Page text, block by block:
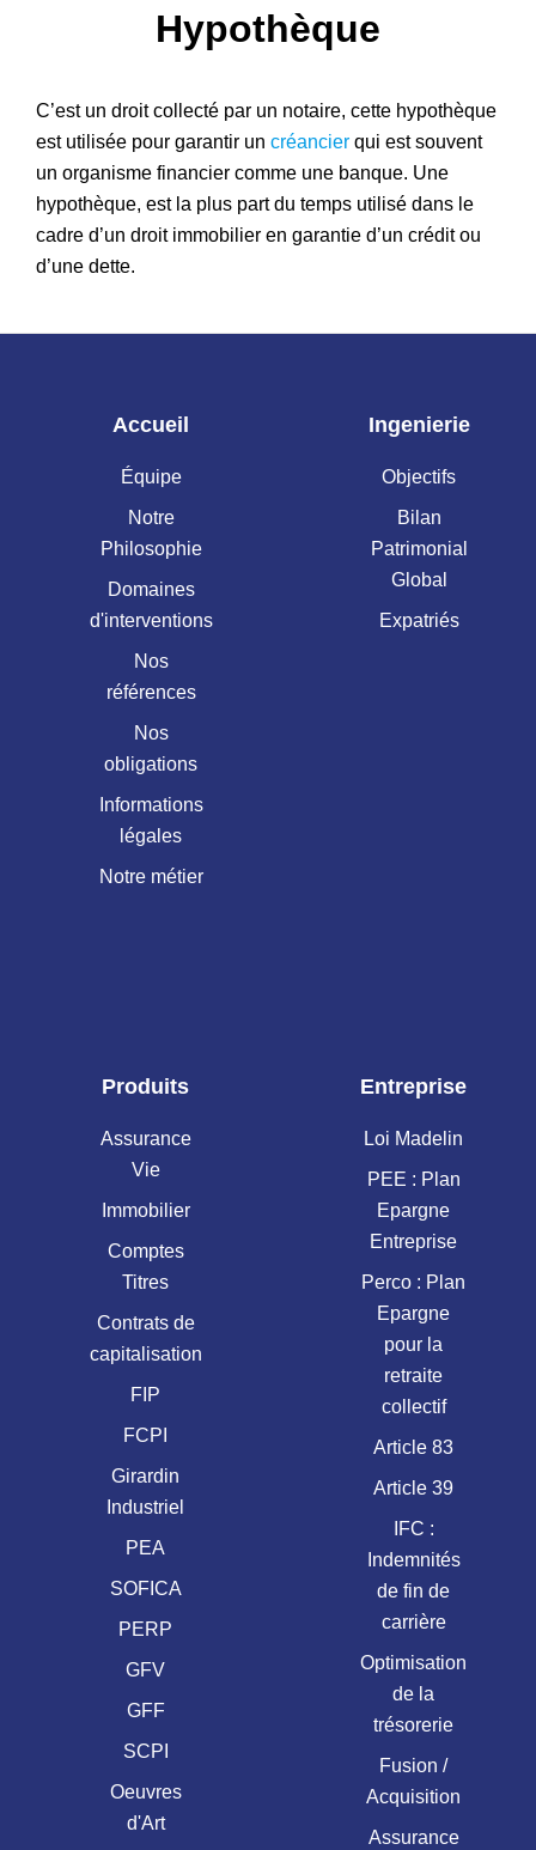
Patrimoine
Hypothèque
C’est un droit collecté par un notaire, cette hypothèque
est utilisée pour garantir un créancier qui est souvent
un organisme financier comme une banque. Une
hypothèque, est la plus part du temps utilisé dans le
cadre d’un droit immobilier en garantie d’un crédit ou
d’une dette.
Accueil
Équipe
Notre
Philosophie
Domaines
d'interventions
Nos
références
Nos
obligations
Informations
légales
Notre métier
Ingenierie
Objectifs
Bilan
Patrimonial
Global
Expatriés
Produits
Assurance
Vie
Immobilier
Comptes
Titres
Contrats de
capitalisation
FIP
FCPI
Girardin
Industriel
PEA
SOFICA
PERP
GFV
GFF
SCPI
Oeuvres
d'Art
Entreprise
Loi Madelin
PEE : Plan
Epargne
Entreprise
Perco : Plan
Epargne
pour la
retraite
collectif
Article 83
Article 39
IFC :
Indemnités
de fin de
carrière
Optimisation
de la
trésorerie
Fusion /
Acquisition
Assurance